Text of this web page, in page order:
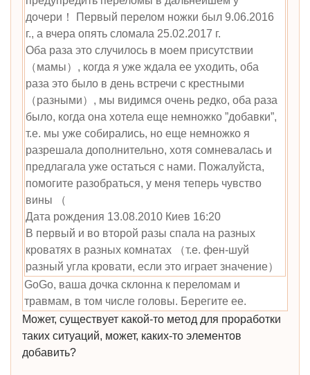
дочери！ Первый перелом ножки был 9.06.2016
г., а вчера опять сломала 25.02.2017 г.
Оба раза это случилось в моем присутствии
（мамы）, когда я уже ждала ее уходить, оба
раза это было в день встречи с крестными
（разными）, мы видимся очень редко, оба раза
было, когда она хотела еще немножко ”добавки”,
т.е. мы уже собирались, но еще немножко я
разрешала дополнительно, хотя сомневалась и
предлагала уже остаться с нами. Пожалуйста,
помогите разобраться, у меня теперь чувство
вины （
Дата рождения 13.08.2010 Киев 16:20
В первый и во второй разы спала на разных
кроватях в разных комнатах （т.е. фен-шуй
разный угла кровати, если это играет значение）
GoGo, ваша дочка склонна к переломам и
травмам, в том числе головы. Берегите ее.
Может, существует какой-то метод для проработки
таких ситуаций, может, каких-то элементов
добавить?